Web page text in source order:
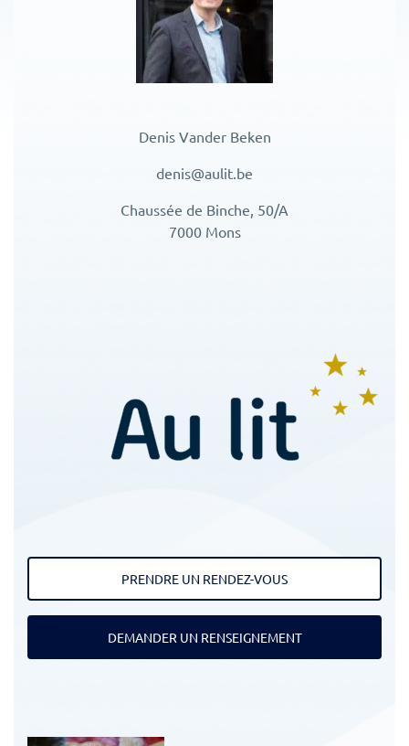
Denis Vander Beken
denis@aulit.be
Chaussée de Binche, 50/A
7000 Mons
PRENDRE UN RENDEZ-VOUS
DEMANDER UN RENSEIGNEMENT